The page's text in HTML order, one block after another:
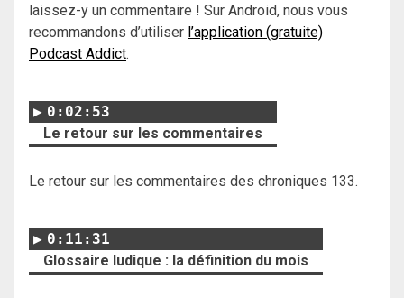
laissez-y un commentaire ! Sur Android, nous vous
recommandons d’utiliser l’application (gratuite)
Podcast Addict.
0:02:53
Le retour sur les commentaires
Le retour sur les commentaires des chroniques 133.
0:11:31
Glossaire ludique : la définition du mois